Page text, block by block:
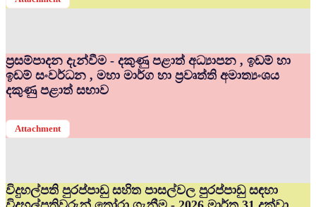
ප්‍රසම්පාදන දැන්වීම - දකුණු පළාත් අධ්‍යාපන , ඉඩම් හා
ඉඩම් සංවර්ධන , මහා මාර්ග හා ප්‍රවෘත්ති අමාත්‍යංශය
දකුණු පළාත් සභාව
Attachment
විදුහල්පති පුරප්පාඩු සහිත පාසල්වල පුරප්පාඩු සඳහා